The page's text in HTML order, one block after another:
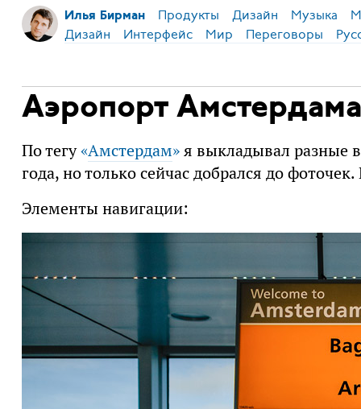
Илья Бирман Продукты Дизайн Музыка
Дизайн
Интерфейс Мир Переговоры
Аэропорт Амстердама
По тегу«Амстердам»я выкладывал разные
года, но только сейчас добрался до
Элементы навигации: